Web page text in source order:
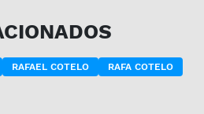
RAFAEL COTELO RAFA COTELO